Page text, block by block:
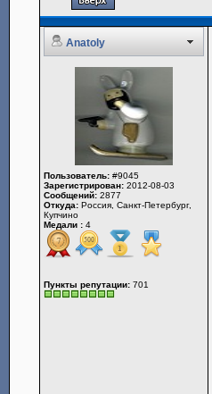
Anatoly
Пользователь: #9045
Зарегистрирован: 2012-08-03
Сообщений: 2877
Откуда: Россия, Санкт-Петербург,
Купчино
Медали : 4
Пункты репутации: 701